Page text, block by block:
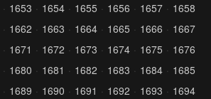
1653 1654 1655 1656 1657
1658
1662 1663 1664 1665 1666
1667
1671 1672 1673 1674 1675
1676
1680 1681 1682 1683 1684
1685
1689 1690 1691 1692 1693
1694